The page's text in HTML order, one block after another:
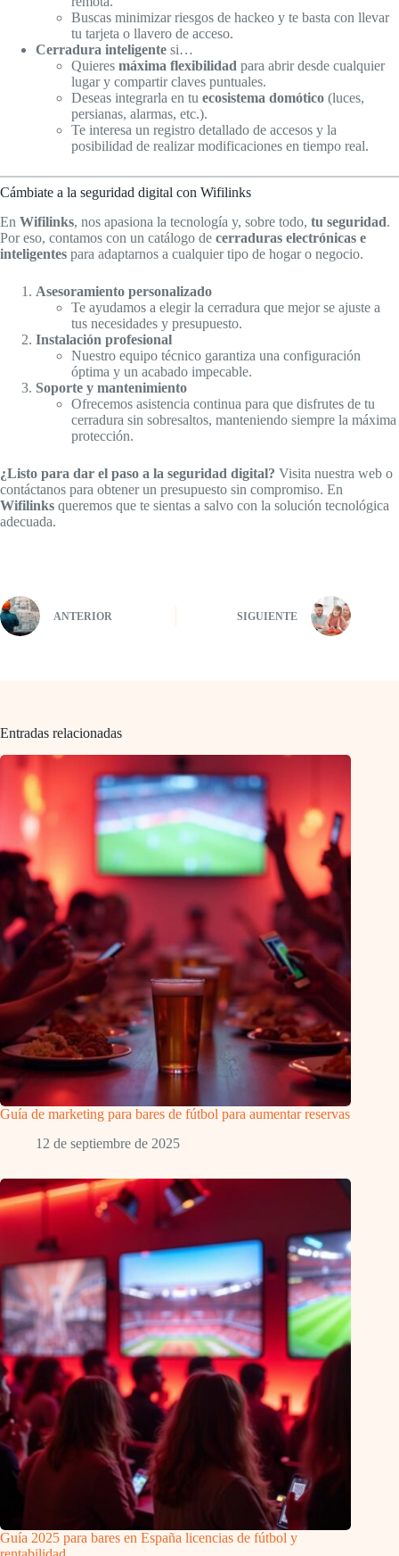
Buscas minimizar riesgos de hackeo y te basta con llevar
tu tarjeta o llavero de acceso.
Cerradura inteligente si…
Quieres máxima flexibilidad para abrir desde cualquier
lugar y compartir claves puntuales.
Deseas integrarla en tu ecosistema domótico (luces,
persianas, alarmas, etc.).
Te interesa un registro detallado de accesos y la
posibilidad de realizar modificaciones en tiempo real.
Cámbiate a la seguridad digital con Wifilinks
En Wifilinks, nos apasiona la tecnología y, sobre todo, tu seguridad.
Por eso, contamos con un catálogo de cerraduras electrónicas e
inteligentes para adaptarnos a cualquier tipo de hogar o negocio.
Asesoramiento personalizado
Te ayudamos a elegir la cerradura que mejor se ajuste a
tus necesidades y presupuesto.
Instalación profesional
Nuestro equipo técnico garantiza una configuración
óptima y un acabado impecable.
Soporte y mantenimiento
Ofrecemos asistencia continua para que disfrutes de tu
cerradura sin sobresaltos, manteniendo siempre la máxima
protección.
¿Listo para dar el paso a la seguridad digital? Visita nuestra web o
contáctanos para obtener un presupuesto sin compromiso. En
Wifilinks queremos que te sientas a salvo con la solución tecnológica
adecuada.
ANTERIOR SIGUIENTE
Entradas relacionadas
Guía de marketing para bares de fútbol para aumentar reservas
12 de septiembre de 2025
Guía 2025 para bares en España licencias de fútbol y